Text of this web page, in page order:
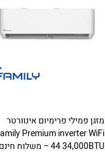
מזגן פמילי פרימיום אינוורטר
Premium inverter WiFi
44 34,000BTU – משלוח חינם